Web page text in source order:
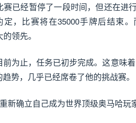
赛已经暂停了一段时间，但还在进
，比赛将在35000手牌后结束
领先。
为止，任务已初步完成。这意味
势，几乎已经席卷了他的挑战赛。
新确立自己成为世界顶级奥马哈玩